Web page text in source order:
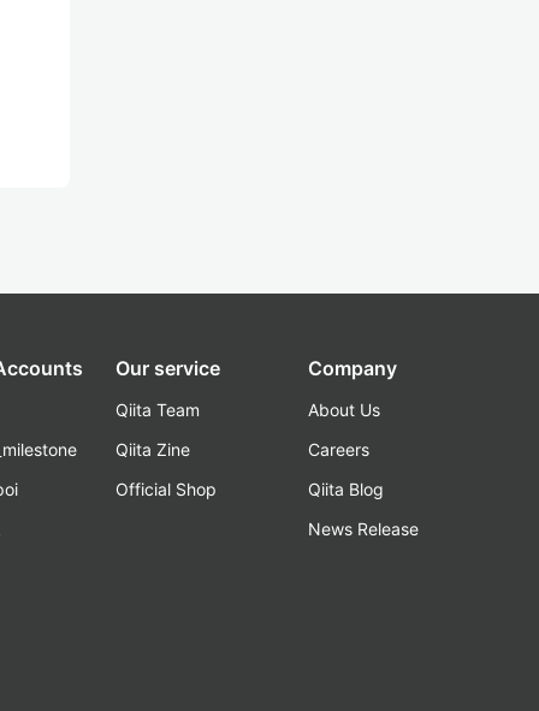
Our service
Qiita Team
Qiita Zine
Official Shop
Company
About Us
Careers
Qiita Blog
News Release